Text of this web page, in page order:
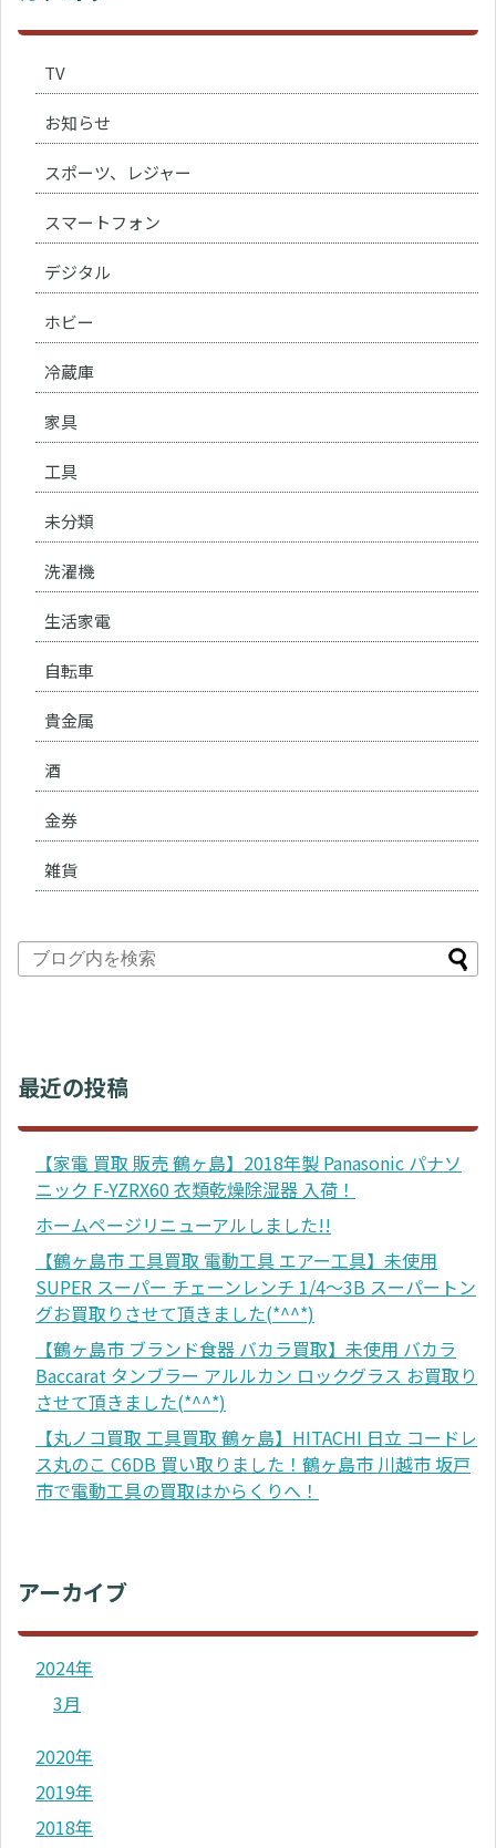
TV
お知らせ
スポーツ、レジャー
スマートフォン
デジタル
ホビー
冷蔵庫
家具
工具
未分類
洗濯機
生活家電
自転車
貴金属
酒
金券
雑貨
最近の投稿
【家電 買取 販売 鶴ヶ島】2018年製 Panasonic パナソ
ニック F-YZRX60 衣類乾燥除湿器 入荷！
ホームページリニューアルしました!!
【鶴ヶ島市 工具買取 電動工具 エアー工具】未使用
SUPER スーパー チェーンレンチ 1/4～3B スーパートン
グお買取りさせて頂きました(*^^*)
【鶴ヶ島市 ブランド食器 バカラ買取】未使用 バカラ
Baccarat タンブラー アルルカン ロックグラス お買取り
させて頂きました(*^^*)
【丸ノコ買取 工具買取 鶴ヶ島】HITACHI 日立 コードレ
ス丸のこ C6DB 買い取りました！鶴ヶ島市 川越市 坂戸
市で電動工具の買取はからくりへ！
アーカイブ
2024年
3月
2020年
2019年
2018年